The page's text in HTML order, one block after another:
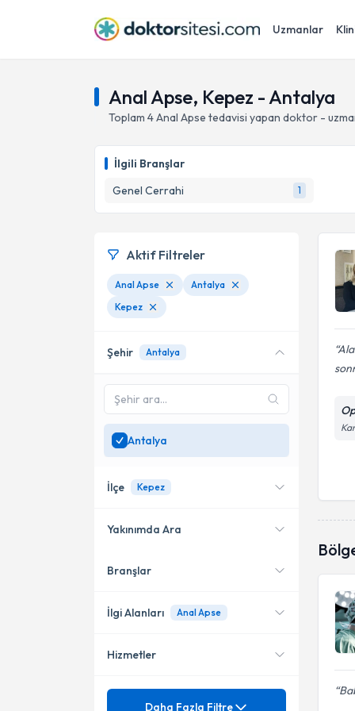
Uzmanlar
Anal Apse, Kepez - Antalya
Toplam 4Anal Apse tedavisi yapan doktor -
İlgili Branşlar
Genel Cerrahi
1
Aktif Filtreler
Anal Apse
Antalya
Kepez
Şehir Antalya
Antalya
İlçe Kepez
Muratpaşa
Kepez
Yakınımda Ara
Konumuma yakın uzmanları
Branşlar
Genel Cerrahi
İlgi Alanları Anal Apse
Anal Apse
Hizmetler
Mezuniyet
Daha Fazla Filtre